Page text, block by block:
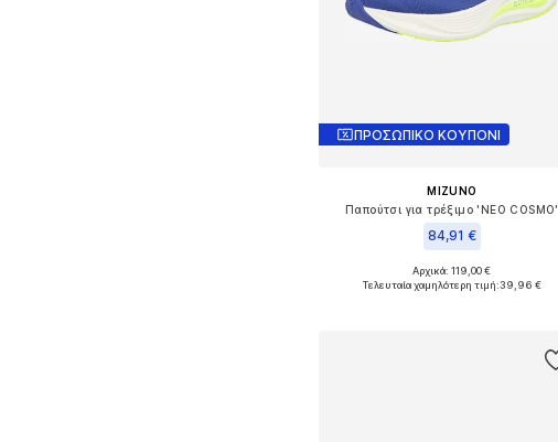
ΠΡΟΣΩΠΙΚΟ ΚΟΥΠΟΝΙ
MIZUNO
Παπούτσι για τρέξιμο 'NEO COSMO'
84,91 €
Διαθέσιμα μεγέθη: 41,5-42, 42,5, 43
Αρχικά: 119,00 €
Τελευταία χαμηλότερη τιμή:39,96 €